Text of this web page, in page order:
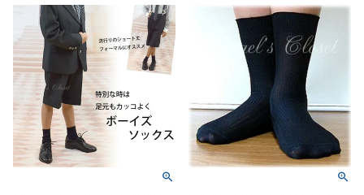
ジュエリー 音楽雑貨
品質・返品・お手入れ
08 送料・お支払い
送料・決済方法
09 お問い合わせ
電話・メール・LINE